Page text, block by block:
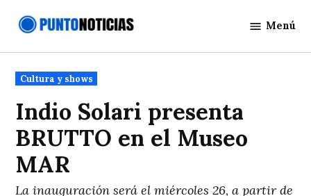
Noticias
Menú
Publicado
en
Cultura y shows
Indio Solari presenta
BRUTTO en el Museo
MAR
La inauguración será el miércoles 26, a partir de